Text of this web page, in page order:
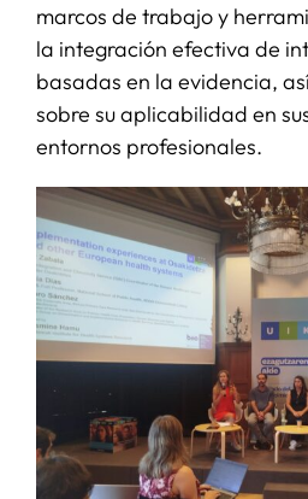
marcos de trabajo y
la integración efectiva de
basadas en la evidencia,
sobre su aplicabilidad en
entornos profesionales.